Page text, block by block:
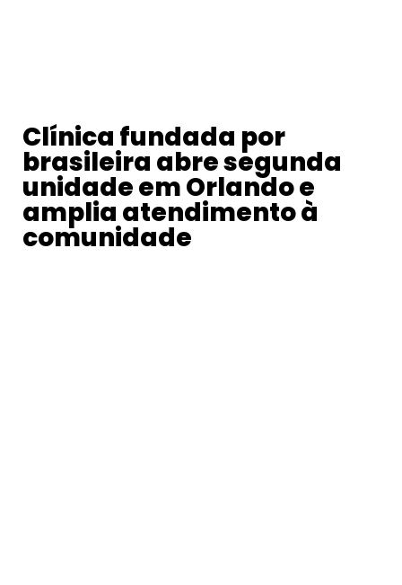
Clínica fundada por
brasileira abre segunda
unidade em Orlando e
amplia atendimento à
comunidade